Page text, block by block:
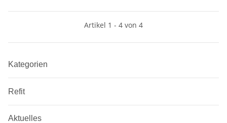
Artikel 1 - 4 von 4
Kategorien
Refit
Aktuelles